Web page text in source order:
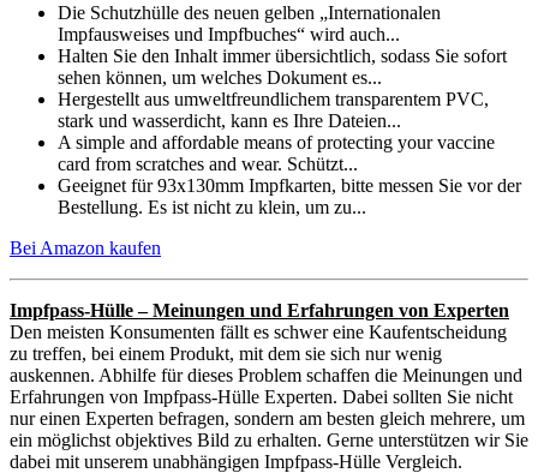
Die Schutzhülle des neuen gelben „Internationalen
Impfausweises und Impfbuches“ wird auch...
Halten Sie den Inhalt immer übersichtlich, sodass Sie sofort
sehen können, um welches Dokument es...
Hergestellt aus umweltfreundlichem transparentem PVC,
stark und wasserdicht, kann es Ihre Dateien...
A simple and affordable means of protecting your vaccine
card from scratches and wear. Schützt...
Geeignet für 93x130mm Impfkarten, bitte messen Sie vor der
Bestellung. Es ist nicht zu klein, um zu...
Bei Amazon kaufen
Impfpass-Hülle – Meinungen und Erfahrungen von Experten
Den meisten Konsumenten fällt es schwer eine Kaufentscheidung
zu treffen, bei einem Produkt, mit dem sie sich nur wenig
auskennen. Abhilfe für dieses Problem schaffen die Meinungen und
Erfahrungen von Impfpass-Hülle Experten. Dabei sollten Sie nicht
nur einen Experten befragen, sondern am besten gleich mehrere, um
ein möglichst objektives Bild zu erhalten. Gerne unterstützen wir Sie
dabei mit unserem unabhängigen Impfpass-Hülle Vergleich.